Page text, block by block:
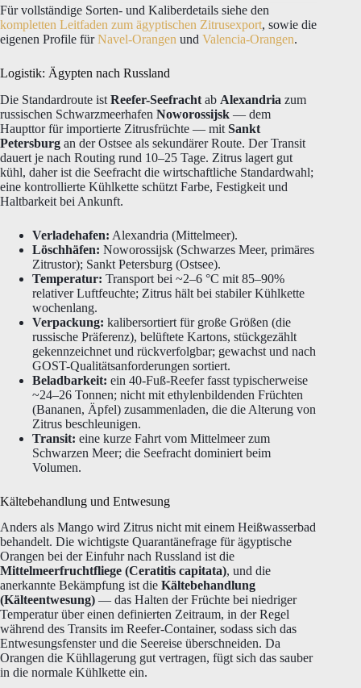
Für vollständige Sorten- und Kaliberdetails siehe den
kompletten Leitfaden zum ägyptischen Zitrusexport, sowie die
eigenen Profile fürNavel-Orangen und Valencia-Orangen.
Logistik: Ägypten nach Russland
Die Standardroute ist Reefer-Seefracht ab Alexandria zum
russischen Schwarzmeerhafen Noworossijsk — dem
Haupttor für importierte Zitrusfrüchte — mit Sankt
Petersburg an der Ostsee als sekundärer Route. Der Transit
dauert je nach Routing rund 10–25 Tage. Zitrus lagert gut
kühl, daher ist die Seefracht die wirtschaftliche Standardwahl;
eine kontrollierte Kühlkette schützt Farbe, Festigkeit und
Haltbarkeit bei Ankunft.
Verladehafen: Alexandria (Mittelmeer).
Löschhäfen: Noworossijsk (Schwarzes Meer, primäres
Zitrustor); Sankt Petersburg (Ostsee).
Temperatur: Transport bei ~2–6 °C mit 85–90%
relativer Luftfeuchte; Zitrus hält bei stabiler Kühlkette
wochenlang.
Verpackung: kalibersortiert für große Größen (die
russische Präferenz), belüftete Kartons, stückgezählt
gekennzeichnet und rückverfolgbar; gewachst und nach
GOST-Qualitätsanforderungen sortiert.
Beladbarkeit: ein 40-Fuß-Reefer fasst typischerweise
~24–26 Tonnen; nicht mit ethylenbildenden Früchten
(Bananen, Äpfel) zusammenladen, die die Alterung von
Zitrus beschleunigen.
Transit: eine kurze Fahrt vom Mittelmeer zum
Schwarzen Meer; die Seefracht dominiert beim
Volumen.
Kältebehandlung und Entwesung
Anders als Mango wird Zitrus nicht mit einem Heißwasserbad
behandelt. Die wichtigste Quarantänefrage für ägyptische
Orangen bei der Einfuhr nach Russland ist die
Mittelmeerfruchtfliege (Ceratitis capitata), und die
anerkannte Bekämpfung ist die Kältebehandlung
(Kälteentwesung) — das Halten der Früchte bei niedriger
Temperatur über einen definierten Zeitraum, in der Regel
während des Transits im Reefer-Container, sodass sich das
Entwesungsfenster und die Seereise überschneiden. Da
Orangen die Kühllagerung gut vertragen, fügt sich das sauber
in die normale Kühlkette ein.